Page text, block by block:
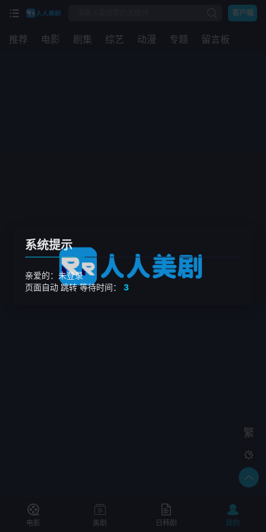
客户端
推荐 电影 剧集 综艺 动漫 专题 留言板
系统提示
亲爱的：未登录
页面自动 跳转等待时间：3
繁

电影 美剧 日韩剧 我的